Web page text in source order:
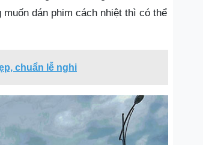
dán phim cách nhiệt thì có thể
chuẩn lễ nghi